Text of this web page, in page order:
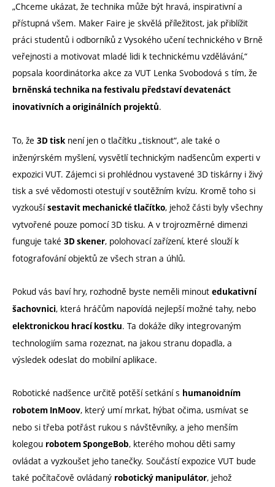
„Chceme ukázat, že technika může být hravá, inspirativní a
přístupná všem. Maker Faire je skvělá příležitost, jak přiblížit
práci studentů i odborníků z Vysokého učení technického v Brně
veřejnosti a motivovat mladé lidi k technickému vzdělávání,“
popsala koordinátorka akce za VUT Lenka Svobodová s tím, že
brněnská technika na festivalu představí devatenáct
inovativních a originálních projektů.
To, že 3D tisk není jen o tlačítku „tisknout“, ale také o
inženýrském myšlení, vysvětlí technickým nadšencům experti v
expozici VUT. Zájemci si prohlédnou vystavené 3D tiskárny i živý
tisk a své vědomosti otestují v soutěžním kvízu. Kromě toho si
vyzkoušísestavit mechanické tlačítko, jehož části byly všechny
vytvořené pouze pomocí 3D tisku. A v trojrozměrné dimenzi
funguje také 3D skener, polohovací zařízení, které slouží k
fotografování objektů ze všech stran a úhlů.
Pokud vás baví hry, rozhodně byste neměli minout edukativní
šachovnici, která hráčům napovídá nejlepší možné tahy, nebo
elektronickou hrací kostku. Ta dokáže díky integrovaným
technologiím sama rozeznat, na jakou stranu dopadla, a
výsledek odeslat do mobilní aplikace.
Robotické nadšence určitě potěší setkání s humanoidním
robotem InMoov, který umí mrkat, hýbat očima, usmívat se
nebo si třeba potřást rukou s návštěvníky, a jeho menším
kolegou robotem SpongeBob, kterého mohou děti samy
ovládat a vyzkoušet jeho tanečky. Součástí expozice VUT bude
také počítačově ovládaný robotický manipulátor, jehož